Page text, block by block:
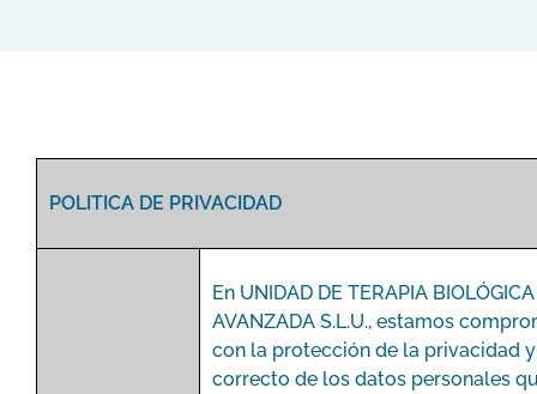
POLITICA DE PRIVACIDAD
En UNIDAD DE TERAPIA BIOLÓGICA
AVANZADA S.L.U., estamos
con la protección de la privacidad
correcto de los datos personales